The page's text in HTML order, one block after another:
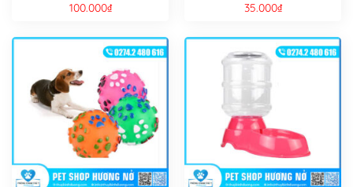
100.000₫ 35.000₫